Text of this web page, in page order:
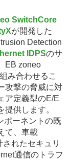
SwitchCore
が開発した
Detection
IDPSのサ
EB zoneo
み合わせるこ
攻撃の脅威に対
ア定義型のE/E
供します。
ポーネントの既
て、車載
れたセキュリ
通信のトラフ